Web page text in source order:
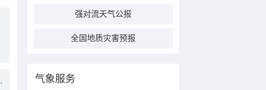
带高温频现
强对流天气公报
全国地质灾害预报
气象服务